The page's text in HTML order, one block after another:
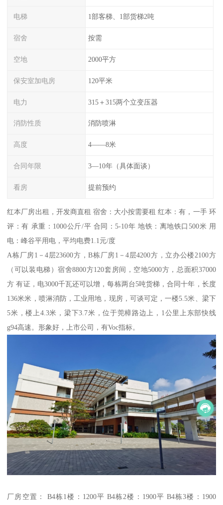
电梯 1部客梯、1部货梯2吨
宿舍 按需
空地 2000平方
保安室加电房 120平米
电力 315＋315两个立变压器
消防性质 消防喷淋
高度 4——8米
合同年限 3—10年（具体面谈）
看房 提前预约
红本厂房出租，开发商直租 宿舍：大小按需要租 红本：有，一手 环
评：有 承重：1000公斤/平 合同：5-10年 地铁：离地铁口500米 用
电：峰谷平用电，平均电费1.1元/度
A栋厂房1－4层23600方，B栋厂房1－4层4200方，立办公楼2100方
（可以装电梯）宿舍8800方120套房间，空地5000方，总面积37000
方 有证，电3000千瓦还可以增，每栋两台5吨货梯，合同十年，长度
136米米，喷淋消防，工业用地，现房，可谈可定，一楼5.5米、梁下
5米，楼上4.3米，梁下3.7米，位于莞樟路边上，1公里上东部快线
g94高速。形象好，上市公司，有Voc指标。
厂房空置： B4栋1楼：1200平 B4栋2楼：1900平 B4栋3楼：1900